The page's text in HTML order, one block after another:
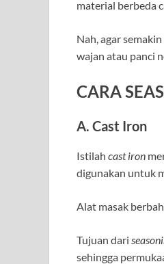
material berbeda
Nah, agar
wajan atau panci
CARA
A. Cast Iron
Istilah cast iron
digunakan untuk
Alat masak
Tujuan dari
sehingga